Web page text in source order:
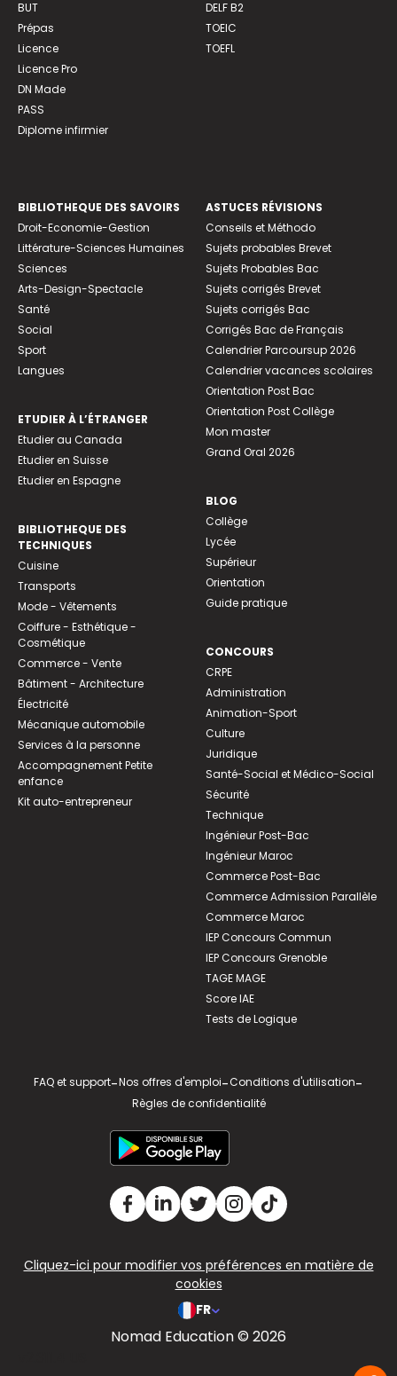
BUT
Prépas
Licence
Licence Pro
DN Made
PASS
Diplome infirmier
DELF B2
TOEIC
TOEFL
BIBLIOTHEQUE DES SAVOIRS
Droit-Economie-Gestion
Littérature-Sciences Humaines
Sciences
Arts-Design-Spectacle
Santé
Social
Sport
Langues
ETUDIER À L’ÉTRANGER
Etudier au Canada
Etudier en Suisse
Etudier en Espagne
BIBLIOTHEQUE DES
TECHNIQUES
Cuisine
Transports
Mode - Vêtements
Coiffure - Esthétique -
Cosmétique
Commerce - Vente
Bâtiment - Architecture
Électricité
Mécanique automobile
Services à la personne
Accompagnement Petite
enfance
Kit auto-entrepreneur
ASTUCES RÉVISIONS
Conseils et Méthodo
Sujets probables Brevet
Sujets Probables Bac
Sujets corrigés Brevet
Sujets corrigés Bac
Corrigés Bac de Français
Calendrier Parcoursup 2026
Calendrier vacances scolaires
Orientation Post Bac
Orientation Post Collège
Mon master
Grand Oral 2026
BLOG
Collège
Lycée
Supérieur
Orientation
Guide pratique
CONCOURS
CRPE
Administration
Animation-Sport
Culture
Juridique
Santé-Social et Médico-Social
Sécurité
Technique
Ingénieur Post-Bac
Ingénieur Maroc
Commerce Post-Bac
Commerce Admission Parallèle
Commerce Maroc
IEP Concours Commun
IEP Concours Grenoble
TAGE MAGE
Score IAE
Tests de Logique
FAQ et support-Nos offres d'emploi-Conditions d'utilisation-
Règles de confidentialité
Cliquez-ici pour modifier vos préférences en matière de
cookies
FR
Nomad Education © 2026